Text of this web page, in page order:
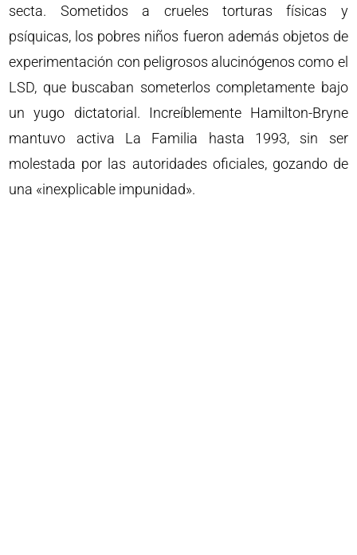
secta. Sometidos a crueles torturas físicas y
psíquicas, los pobres niños fueron además objetos de
experimentación con peligrosos alucinógenos como el
LSD, que buscaban someterlos completamente bajo
un yugo dictatorial. Increíblemente Hamilton-Bryne
mantuvo activa La Familia hasta 1993, sin ser
molestada por las autoridades oficiales, gozando de
una «inexplicable impunidad».